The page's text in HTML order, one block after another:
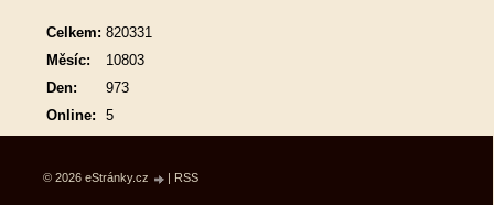
Online: 5
Celkem: 820331
Měsíc:
10803
Den:
973
© 2026 eStránky.cz | RSS